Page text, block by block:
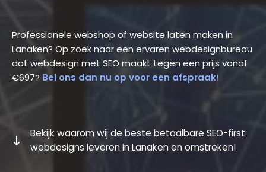
Professionele webshop of website laten maken in
Lanaken? Op zoek naar een ervaren webdesignbureau
dat webdesign met SEO maakt tegen een prijs vanaf
€697? Bel ons dan nu op voor een afspraak!
Bekijk waarom wij de beste betaalbare SEO-first
webdesigns leveren in Lanaken en omstreken!